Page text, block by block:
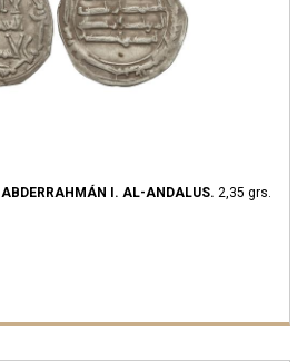
ABDERRAHMÁN I. AL-ANDALUS. 2,35 grs.